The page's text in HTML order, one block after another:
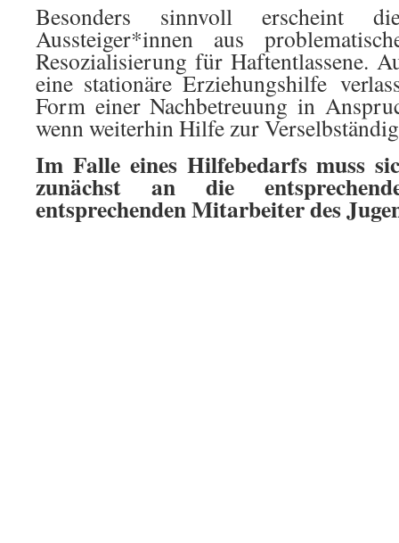
Besonders sinnvoll
Aussteiger*innen aus
Resozialisierung für Haftentlassene.
eine stationäre Erziehungshilfe
Form einer Nachbetreuung in
wenn weiterhin Hilfe zur
Im Falle eines Hilfebedarfs muss
zunächst an die
entsprechenden Mitarbeiter des